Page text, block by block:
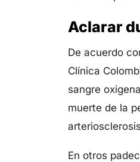
Aclarar
De acuerdo
Clínica
sangre
muerte de la
En otros